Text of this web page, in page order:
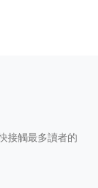
接觸最多讀者的